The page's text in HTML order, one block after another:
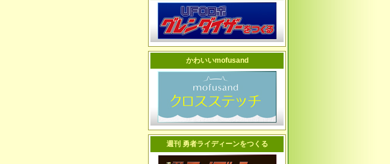
かわいいmofusand
週刊 勇者ライディーンをつくる